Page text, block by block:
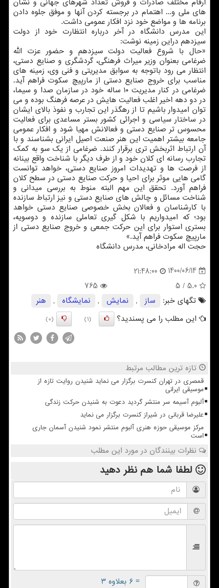
ارقام مختلف صادرات و فروش تعداد شهرهای جهانی و نشان
های ملی و... اهتمام در برجسته کردن آنها و موفق جلوه دادن
برنامه ها و مواضع خود نزد افکار عمومی داشت.
این مدرس دانشگاه در آخر درباره انتظارت خود از دولت
سیزدهم دراین زمینه نوشت:
«حال با شروع فعالیت دولت سیزدهم و حضور عزت الله
ضرغامی بعنوان وزیر میراث فرهنگی، گردشگری و صنایع دستی،
انتظار می رود باتوجه به سوابق مدیریتی و فنی وی، زمینه های
مناسب برای خروج صنایع دستی از مارپیچ سکوت فراهم آید.
ضرغامی در کنار مدیریت ۱۰ ساله خود در سازمان صدا و سیما،
در دو دهه اخیر اغلب فعالیت هایش در عرصه فرهنگ بوده و می
توان امیدوار باشیم تا از رهگذر این تجارب و نفوذ بالای ایشان
در ساختار سیاسی و اجرائی کشور بستر مساعدی برای فعالیت
محسوس تر صنایع دستی و فعالانش مهیا شود و افکار عمومی
جامعه بیشتر اهمیت این هنر صنعت اصیل ایرانی بشناسند و با
آن ارتباط اثربخش تری برقرار کنند. ضرغامی از یک سو به کمک
تجارب رسانه ای کلان خود و از طرف دیگر با شناخت واقع بینانه
از فرصت ها و تهدیدات امروز صنایع دستی، خواهد توانست
گامی هایی موثر برای احیا و حرکت صنایع دستی در سطح کلان
فراهم آورد. تحقق این مهم البته منوط به بررسی میدانی و
شناخت مسائل و چالش های صنایع دستی و نیز ارتباط سازنده
با کارشناسان و فعالان بخش خصوصی صنایع دستی خواهد
بود؛ که امیدواریم با شکل گیری تعاملی سازنده و دوسویه،
بستری استوار برای این حرکت جمعی و خروج صنایع دستی از
مارپیچ سکوت فراهم آید.»
حجت اله مرادخانی، مدرس دانشگاه
1400/06/14
21:48:00
5.0
/ 5
765
تگهای خبر:
ساز , نمایش , نمایشگاه ,
هنر
این مطلب را می پسندید؟
(1)
(0)
تازه ترین مطالب مرتبط
قمصری در تهران کنسرت برگزار می نماید شنیدن روایت تازه از
موسیقی ایرانی
آلبوم آسیمه سر منتشر گردید دعوت به شنیدن حرکت زندگی
علیرضا قربانی در شیراز کنسرت برگزار می نماید
مرکز موسیقی حوزه هنری آلبوم منتشر نمود شنیدن آسمان جاری
است
نظرات بینندگان در مورد این مطلب
لطفا شما همنظر دهید
= ۶ بعلاوه ۳